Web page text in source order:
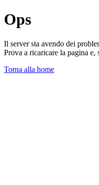
Ops
Il server sta avendo dei
Prova a ricaricare la pagina
Torna alla home